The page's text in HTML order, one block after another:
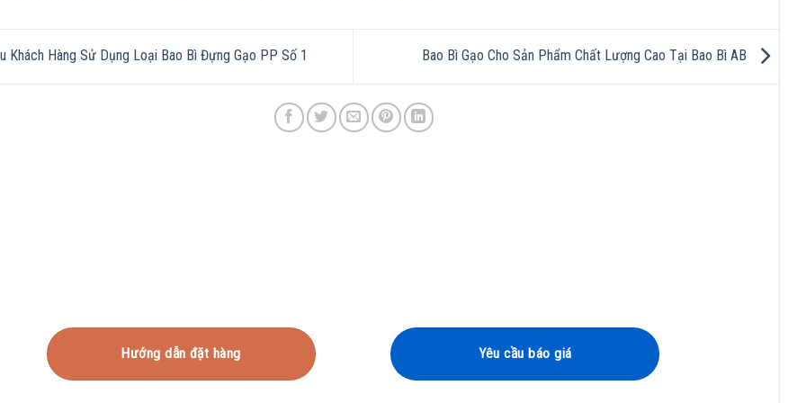
Khách Hàng Sử Dụng Loại Bao Bì Đựng Gạo PP Số 1 Bao Bì Gạo Cho Sản Phẩm Chất Lượng Cao Tại Bao Bì AB
Hướng dẫn đặt hàng Yêu cầu báo giá